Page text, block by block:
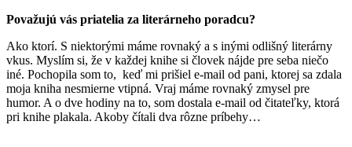
Považujú vás priatelia za literárneho poradcu?
Ako ktorí. S niektorými máme rovnaký a s inými odlišný literárny
vkus. Myslím si, že v každej knihe si človek nájde pre seba niečo
iné. Pochopila som to, keď mi prišiel e-mail od pani, ktorej sa zdala
moja kniha nesmierne vtipná. Vraj máme rovnaký zmysel pre
humor. A o dve hodiny na to, som dostala e-mail od čitateľky, ktorá
pri knihe plakala. Akoby čítali dva rôzne príbehy…